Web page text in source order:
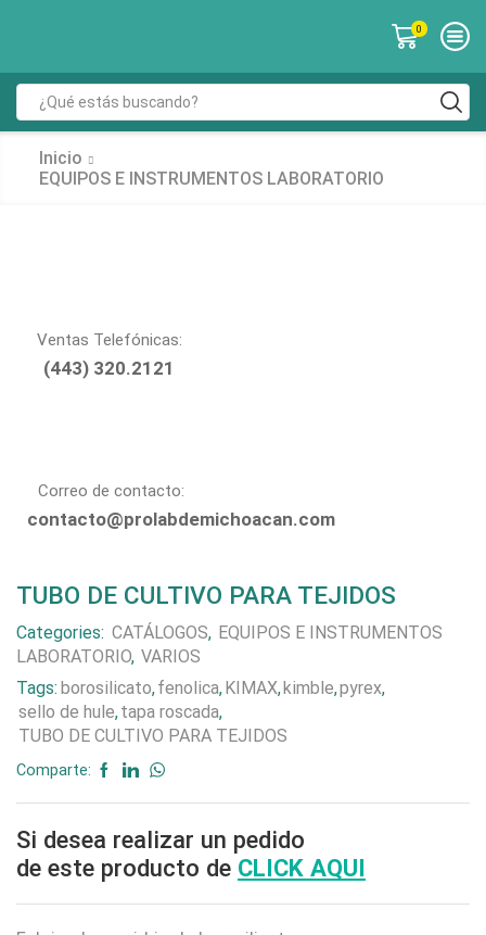
0
Inicio
EQUIPOS E INSTRUMENTOS LABORATORIO
Ventas Telefónicas:
(443) 320.2121
Correo de contacto:
contacto@prolabdemichoacan.com
TUBO DE CULTIVO PARA TEJIDOS
Categories: CATÁLOGOS, EQUIPOS E INSTRUMENTOS
LABORATORIO, VARIOS
Tags: borosilicato,fenolica,KIMAX,kimble,pyrex,
sello de hule,tapa roscada,
TUBO DE CULTIVO PARA TEJIDOS
Comparte:
Si desea realizar un pedido
de este producto de CLICK AQUI